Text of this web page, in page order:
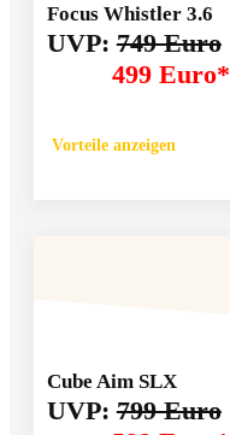
Focus Whistler 3.6
UVP:749 Euro
499 Euro*
Vorteile anzeigen
Cube Aim SLX
UVP:799 Euro